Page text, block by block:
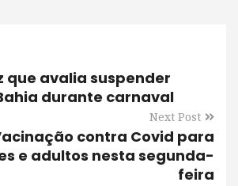
que avalia suspender
durante carnaval
Next Post
contra Covid para
e adultos nesta segunda-
feira